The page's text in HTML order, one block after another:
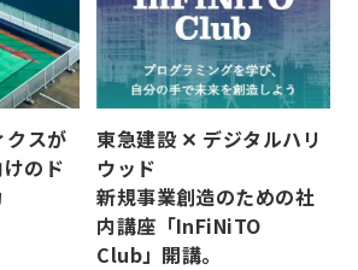
クスが
のド
東急建設 ✕ デジタルハリ
ウッド
新規事業創造のための社
内講座「InFiNiTO
Club」開講。